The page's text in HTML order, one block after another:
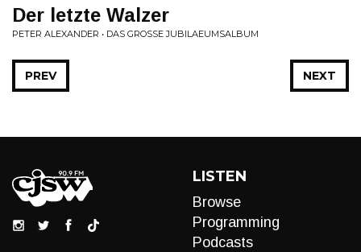
Der letzte Walzer
PETER ALEXANDER • DAS GROSSE JUBILAEUMSALBUM
NEXT
PREV
LISTEN
Browse
Programming
Podcasts